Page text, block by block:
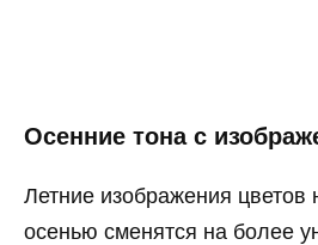
Осенние тона с
Летние изображения
осенью сменятся на более